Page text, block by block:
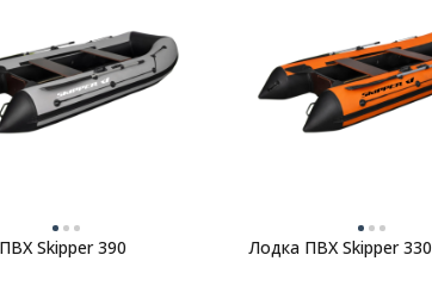
Skipper 390 Лодка ПВХ Skipper 330